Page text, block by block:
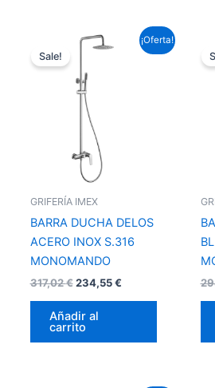
¡Oferta!
Sale!
GRIFERÍA IMEX
BARRA DUCHA DELOS
ACERO INOX S.316
MONOMANDO
317,02€
El
precio
era:
317,02 €.
234,55€
precio
Añadir al
carrito